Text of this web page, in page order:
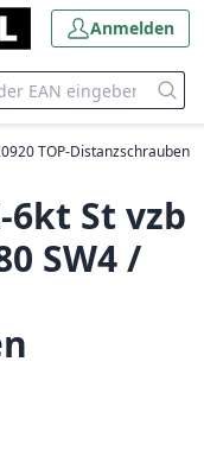
Anmelden
TOP-Distanzschrauben
6kt St vzb
SW4 /